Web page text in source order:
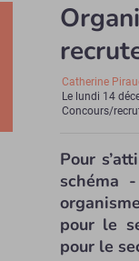
Catherine
Le lundi 14
Concours/
Pour
schéma
pour le
pour le